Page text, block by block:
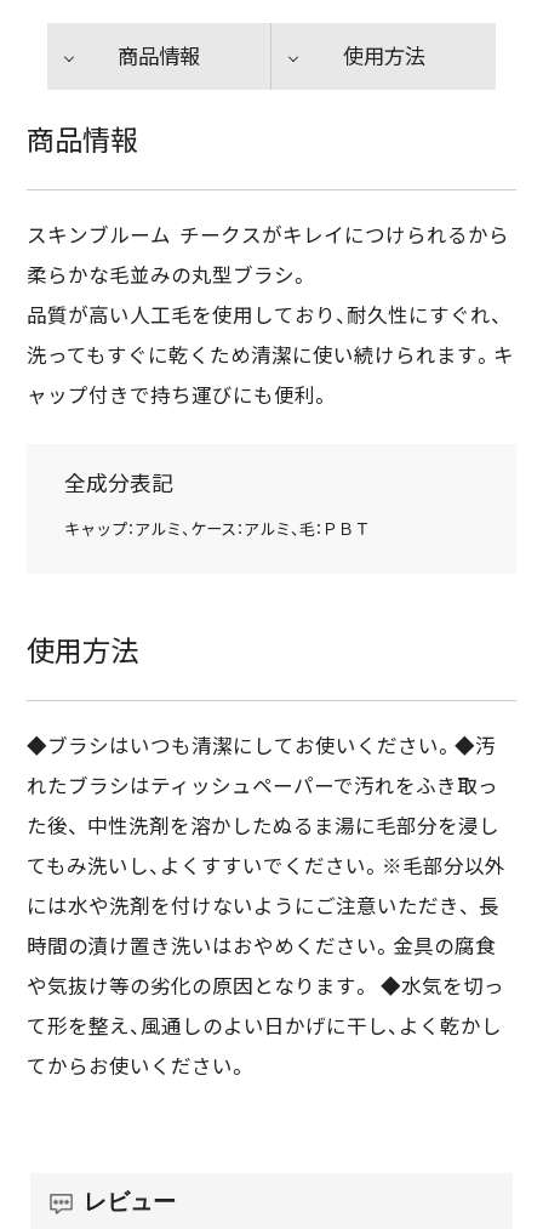
商品情報 使用方法
商品情報
スキンブルーム チークスがキレイにつけられるから
柔らかな毛並みの丸型ブラシ。
品質が高い人工毛を使用しており、耐久性にすぐれ、
洗ってもすぐに乾くため清潔に使い続けられます。キ
ャップ付きで持ち運びにも便利。
全成分表記
キャップ：アルミ、ケース：アルミ、毛：ＰＢＴ
使用方法
◆ブラシはいつも清潔にしてお使いください。◆汚
れたブラシはティッシュペーパーで汚れをふき取っ
た後、 中性洗剤を溶かしたぬるま湯に毛部分を浸し
てもみ洗いし、よくすすいでください。※毛部分以外
には水や洗剤を付けないようにご注意いただき、 長
時間の漬け置き洗いはおやめください。金具の腐食
や気抜け等の劣化の原因となります。 ◆水気を切っ
て形を整え、風通しのよい日かげに干し、よく乾かし
てからお使いください。
レビュー